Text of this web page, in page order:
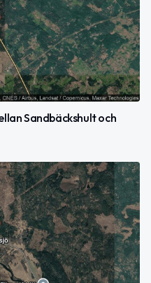
Sandbäckshult och